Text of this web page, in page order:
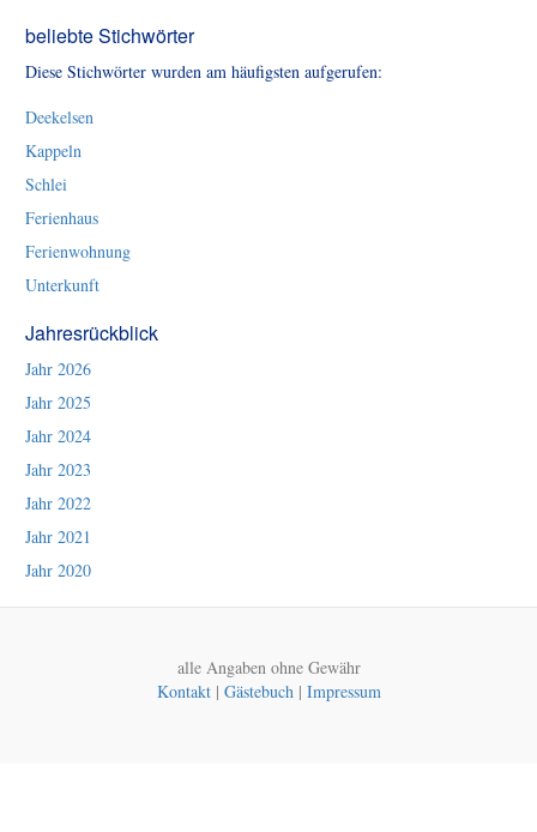
beliebte Stichwörter
Diese Stichwörter wurden am häufigsten aufgerufen:
Deekelsen
Kappeln
Schlei
Ferienhaus
Ferienwohnung
Unterkunft
Jahresrückblick
Jahr 2026
Jahr 2025
Jahr 2024
Jahr 2023
Jahr 2022
Jahr 2021
Jahr 2020
alle Angaben ohne Gewähr
Kontakt| Gästebuch| Impressum